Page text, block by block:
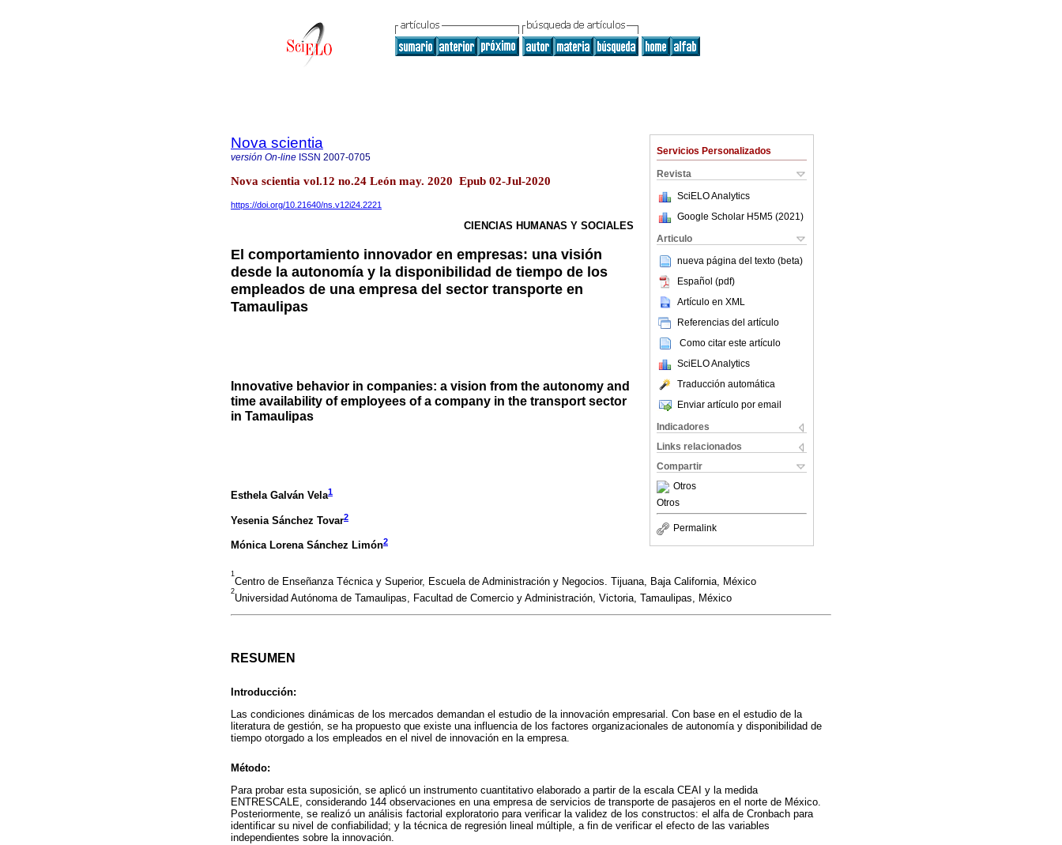
Servicios Personalizados
Revista
SciELO Analytics
Google Scholar H5M5 (2021 )
Articulo
nueva página del texto (beta)
Español (pdf)
Artículo en XML
Referencias del artículo
Como citar este artículo
SciELO Analytics
Traducción automática
Enviar artículo por email
Indicadores
Links relacionados
Compartir
Otros
Otros
Permalink
Nova scientia
versión On-line ISSN 2007-0705
Nova scientia vol.12 no.24 León may. 2020 Epub 02-Jul-2020
https://doi.org/10.21640/ns.v12i24.2221
CIENCIAS HUMANAS Y SOCIALES
El comportamiento innovador en empresas: una visión
desde la autonomía y la disponibilidad de tiempo de los
empleados de una empresa del sector transporte en
Tamaulipas
Innovative behavior in companies: a vision from the autonomy and
time availability of employees of a company in the transport sector
in Tamaulipas
Esthela Galván Vela1
Yesenia Sánchez Tovar2
Mónica Lorena Sánchez Limón2
1
Centro de Enseñanza Técnica y Superior, Escuela de Administración y Negocios. Tijuana, Baja California, México
2
Universidad Autónoma de Tamaulipas, Facultad de Comercio y Administración, Victoria, Tamaulipas, México
RESUMEN
Introducción:
Las condiciones dinámicas de los mercados demandan el estudio de la innovación empresarial. Con base en el estudio de la
literatura de gestión, se ha propuesto que existe una influencia de los factores organizacionales de autonomía y disponibilidad de
tiempo otorgado a los empleados en el nivel de innovación en la empresa.
Método:
Para probar esta suposición, se aplicó un instrumento cuantitativo elaborado a partir de la escala CEAI y la medida
ENTRESCALE, considerando 144 observaciones en una empresa de servicios de transporte de pasajeros en el norte de México.
Posteriormente, se realizó un análisis factorial exploratorio para verificar la validez de los constructos: el alfa de Cronbach para
identificar su nivel de confiabilidad; y la técnica de regresión lineal múltiple, a fin de verificar el efecto de las variables
independientes sobre la innovación.